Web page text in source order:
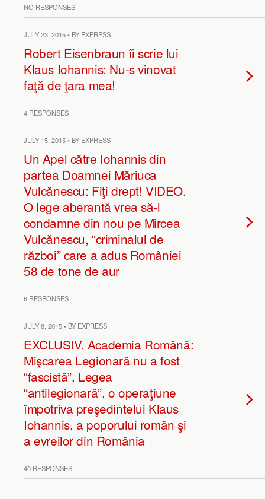
NO RESPONSES
JULY 23, 2015 • BY EXPRESS
Robert Eisenbraun îi scrie lui
Klaus Iohannis: Nu-s vinovat
faţă de ţara mea!
4 RESPONSES
JULY 15, 2015 • BY EXPRESS
Un Apel către Iohannis din
partea Doamnei Măriuca
Vulcănescu: Fiţi drept! VIDEO.
O lege aberantă vrea să-l
condamne din nou pe Mircea
Vulcănescu, “criminalul de
război” care a adus României
58 de tone de aur
6 RESPONSES
JULY 8, 2015 • BY EXPRESS
EXCLUSIV. Academia Română:
Mişcarea Legionară nu a fost
“fascistă”. Legea
“antilegionară”, o operaţiune
împotriva preşedintelui Klaus
Iohannis, a poporului român şi
a evreilor din România
40 RESPONSES